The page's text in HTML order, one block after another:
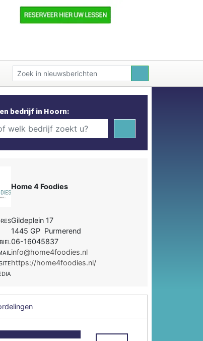
bedrijf in Hoorn:
Home 4 Foodies
Gildeplein 17
1445 GP Purmerend
06-16045837
info@home4foodies.nl
https://home4foodies.nl/